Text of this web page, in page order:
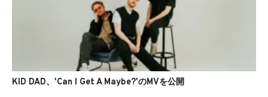
KID DAD、'Can I Get A Maybe?'のMVを公開